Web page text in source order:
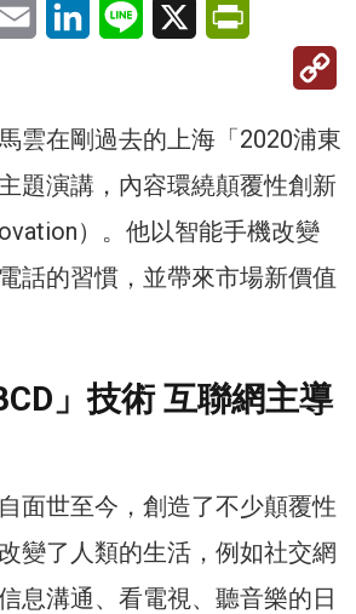
雲在剛過去的上海「2020浦東
題演講，內容環繞顛覆性創新
）。他以智能手機改變
話的習慣，並帶來市場新價值
」技術 互聯網主導
面世至今，創造了不少顛覆性
變了人類的生活，例如社交網
息溝通、看電視、聽音樂的日